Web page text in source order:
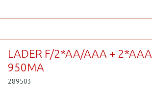
LADER F/2*AA/AAA + 2*AAA
950MA
289503